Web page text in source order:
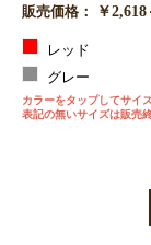
販売価格：
￥
レッド
グレー
カラーをタップしてサイ
表記の無いサイズは販売